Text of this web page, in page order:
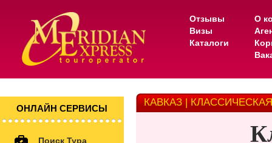
Отзывы
Визы
Каталоги
О
ОНЛАЙН СЕРВИСЫ
Поиск Тура
КАВКАЗ |